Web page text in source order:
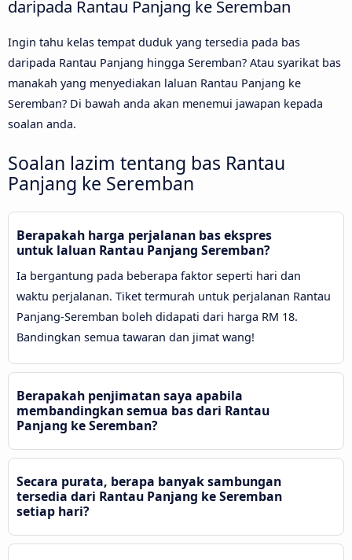
daripada Rantau Panjang ke Seremban
Ingin tahu kelas tempat duduk yang tersedia pada bas
daripada Rantau Panjang hingga Seremban? Atau syarikat bas
manakah yang menyediakan laluan Rantau Panjang ke
Seremban? Di bawah anda akan menemui jawapan kepada
soalan anda.
Soalan lazim tentang bas Rantau
Panjang ke Seremban
Berapakah harga perjalanan bas ekspres
untuk laluan Rantau Panjang Seremban?
Ia bergantung pada beberapa faktor seperti hari dan
waktu perjalanan. Tiket termurah untuk perjalanan Rantau
Panjang-Seremban boleh didapati dari harga RM 18.
Bandingkan semua tawaran dan jimat wang!
Berapakah penjimatan saya apabila
membandingkan semua bas dari Rantau
Panjang ke Seremban?
Secara purata, berapa banyak sambungan
tersedia dari Rantau Panjang ke Seremban
setiap hari?